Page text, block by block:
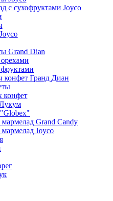
с сухофруктами Joyco
Grand Dian
орехами
фруктами
конфет Гранд Диан
конфет
Grand Candy
Joyco